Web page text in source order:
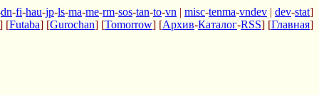
dn-fi-hau-jp-ls-ma-me-rm-sos-tan-to-vn | misc-tenma-vndev | dev-stat]
] [Futaba] [Gurochan] [Tomorrow] [Архив-Каталог-RSS] [Главная]